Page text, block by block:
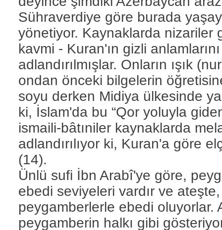
Sühraverdiye göre burada
yönetiyor. Kaynaklarda nizariler
kavmi - Kuran'ın gizli
adlandırılmışlar. Onların ışık
ondan önceki bilgelerin
soyu derken Midiya ülkesinde
ki, İslam'da bu “Qor yoluyla
ismaili-bâtıniler kaynaklarda
adlandırılıyor ki, Kuran'a göre
(14).
Ünlü sufi İbn Arabî'ye göre,
ebedi seviyeleri vardır ve
peygamberlerle ebedi oluyorlar.
peygamberin halkı gibi